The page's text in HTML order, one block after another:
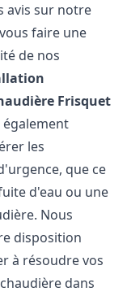
avis sur notre
faire une
de nos
Frisquet
également
les
que ce
d'eau ou une
Nous
disposition
à résoudre vos
dans